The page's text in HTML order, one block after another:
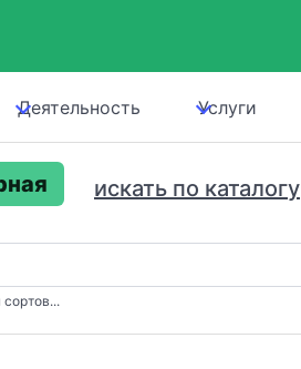
Деятельность Услуги
искать по каталогу